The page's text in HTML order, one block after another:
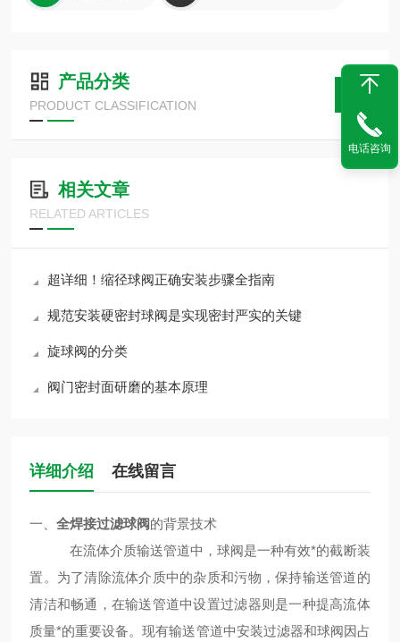
产品分类
PRODUCT CLASSIFICATION
相关文章
RELATED ARTICLES
超详细！缩径球阀正确安装步骤全指南
规范安装硬密封球阀是实现密封严实的关键
旋球阀的分类
阀门密封面研磨的基本原理
详细介绍 在线留言
一、全焊接过滤球阀的背景技术
在流体介质输送管道中，球阀是一种有效*的截断装
置。为了清除流体介质中的杂质和污物，保持输送管道的
清洁和畅通，在输送管道中设置过滤器则是一种提高流体
质量*的重要设备。现有输送管道中安装过滤器和球阀因占
电话咨询